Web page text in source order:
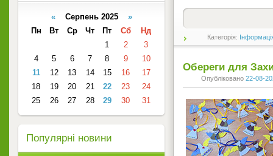
Категорія:
Обереги для
Опубліковано 22-08-
«Серпень 2025 »
Пн
Вт Ср Чт Пт Сб
Нд
1
2
3
4
5 6 7 8 9
10
11
12 13 14 15 16
17
18
19 20 21 22 23
24
25
26 27 28 29 30 31
Популярні новини